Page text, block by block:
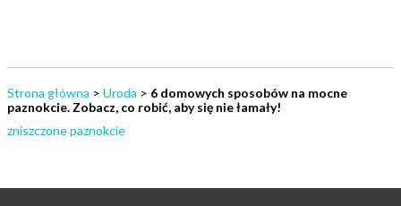
Strona główna > Uroda > 6 domowych sposobów na mocne
paznokcie. Zobacz, co robić, aby się nie łamały!
zniszczone paznokcie